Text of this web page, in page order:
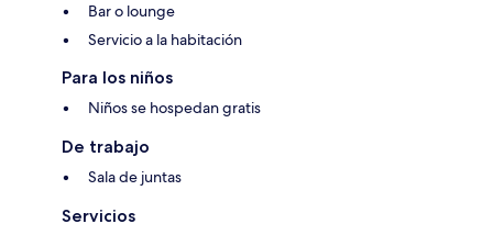
Bar o lounge
Servicio a la habitación
Para los niños
Niños se hospedan gratis
De trabajo
Sala de juntas
Servicios